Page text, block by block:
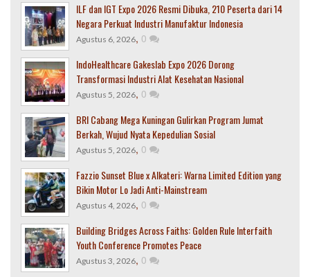
ILF dan IGT Expo 2026 Resmi Dibuka, 210 Peserta dari 14
Negara Perkuat Industri Manufaktur Indonesia
Agustus 6, 2026, 0
IndoHealthcare Gakeslab Expo 2026 Dorong
Transformasi Industri Alat Kesehatan Nasional
Agustus 5, 2026, 0
BRI Cabang Mega Kuningan Gulirkan Program Jumat
Berkah, Wujud Nyata Kepedulian Sosial
Agustus 5, 2026, 0
Fazzio Sunset Blue x Alkateri: Warna Limited Edition yang
Bikin Motor Lo Jadi Anti-Mainstream
Agustus 4, 2026, 0
Building Bridges Across Faiths: Golden Rule Interfaith
Youth Conference Promotes Peace
Agustus 3, 2026, 0